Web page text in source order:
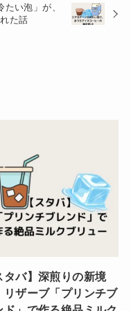
たい泡」が、
た話
タバ】深煎りの新境
リザーブ「プリンチブ